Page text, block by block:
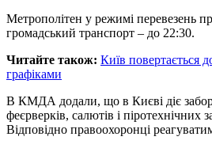
Метрополітен у режимі перевезень
громадський транспорт – до 22:30.
Читайте також: Київ повертається
графіками
В КМДА додали, що в Києві діє
феєрверків, салютів і піротехнічних
Відповідно правоохоронці